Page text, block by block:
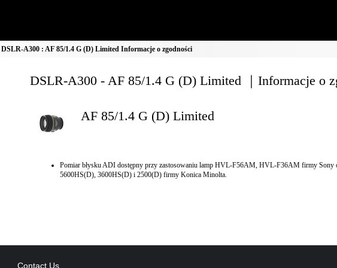
DSLR-A300 : AF 85/1.4 G (D) Limited Informacje o zgodności
DSLR-A300 - AF 85/1.4 G (D) Limited ｜Informacje o
AF 85/1.4 G (D) Limited
Pomiar błysku ADI dostępny przy zastosowaniu lamp HVL-F56AM, HVL-F36AM firmy Sony
5600HS(D), 3600HS(D) i 2500(D) firmy Konica Minolta.
Contact Us